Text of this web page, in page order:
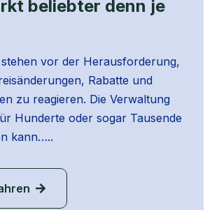
beliebter denn je
vor der Herausforderung,
Rabatte und
zu reagieren. Die Verwaltung
Hunderte oder sogar Tausende
kann…..